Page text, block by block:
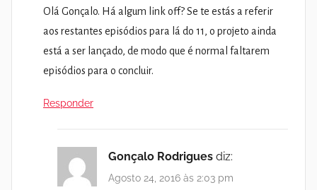
Olá Gonçalo. Há algum link off? Se te estás a referir
aos restantes episódios para lá do 11, o projeto ainda
está a ser lançado, de modo que é normal faltarem
episódios para o concluir.
Responder
Gonçalo Rodrigues diz:
Agosto 24, 2016 às 2:03 pm